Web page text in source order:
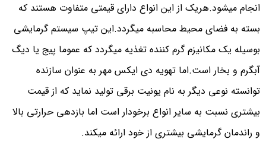
انجام میشود.هریک از این انواع دارای قیمتی متفاوت هستند که
بسته به فضای محیط محاسبه میگردد.این تیپ سیستم گرمایشی
بوسیله یک مکانیزم گرم کننده تغذیه میگردد که عموما پیج یا دیگ
آبگرم و بخار است.اما تهویه دی ایکس مهر به عنوان سازنده
توانسته نوعی دیگر به نام یونیت برقی تولید نماید که از قیمت
بیشتری نسبت به سایر انواع برخودار است اما بازدهی حرارتی بالا
و راندمان گرمایشی بیشتری از خود ارائه میکند.